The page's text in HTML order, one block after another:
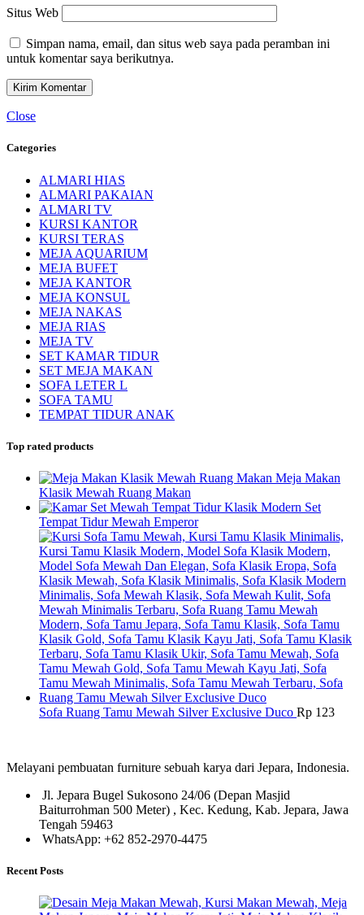
Situs Web
Simpan nama, email, dan situs web saya pada peramban ini
untuk komentar saya berikutnya.
Close
Categories
ALMARI HIAS
ALMARI PAKAIAN
ALMARI TV
KURSI KANTOR
KURSI TERAS
MEJA AQUARIUM
MEJA BUFET
MEJA KANTOR
MEJA KONSUL
MEJA NAKAS
MEJA RIAS
MEJA TV
SET KAMAR TIDUR
SET MEJA MAKAN
SOFA LETER L
SOFA TAMU
TEMPAT TIDUR ANAK
Top rated products
Meja Makan
Klasik Mewah Ruang Makan
Set
Tempat Tidur Mewah Emperor
Sofa Ruang Tamu Mewah Silver Exclusive Duco Rp 123
Melayani pembuatan furniture sebuah karya dari Jepara, Indonesia.
Jl. Jepara Bugel Sukosono 24/06 (Depan Masjid
Baiturrohman 500 Meter) , Kec. Kedung, Kab. Jepara, Jawa
Tengah 59463
WhatsApp: +62 852-2970-4475
Recent Posts